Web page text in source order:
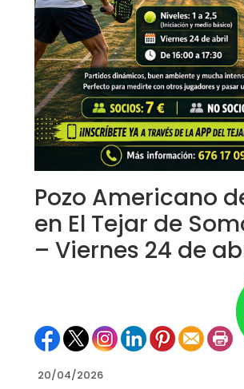
Pozo Americano
en El Tejar de
– Viernes 24 de
20/04/2026